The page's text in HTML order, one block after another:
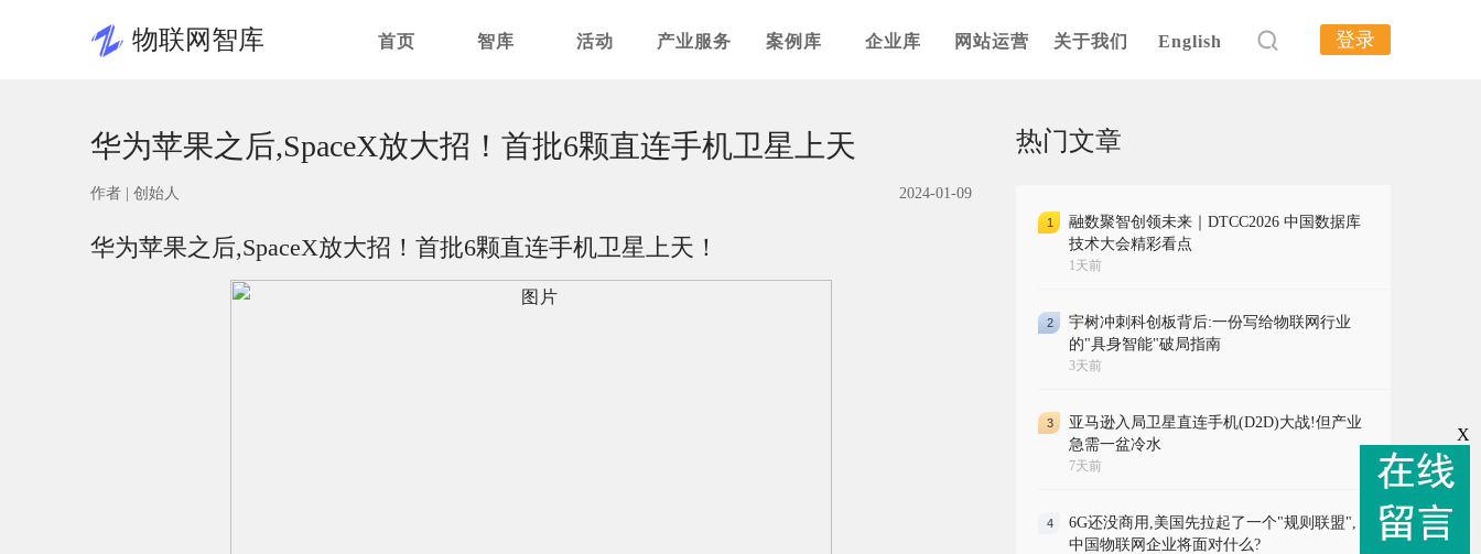
物联网智库 首页 智库 活动 产业服务 案例库 企业库 网站运营 关于我们 English 登录
华为苹果之后,SpaceX放大招！首批6颗直连手机卫星上天
作者 | 创始人 2024-01-09
华为苹果之后,SpaceX放大招！首批6颗直连手机卫星上天！
热门文章
1
融数聚智创领未来｜DTCC2026 中国数据库
技术大会精彩看点
1天前
2
宇树冲刺科创板背后:一份写给物联网行业
的"具身智能"破局指南
3天前
3
亚马逊入局卫星直连手机(D2D)大战!但产业
急需一盆冷水
7天前
4
6G还没商用,美国先拉起了一个"规则联盟",
中国物联网企业将面对什么?
X